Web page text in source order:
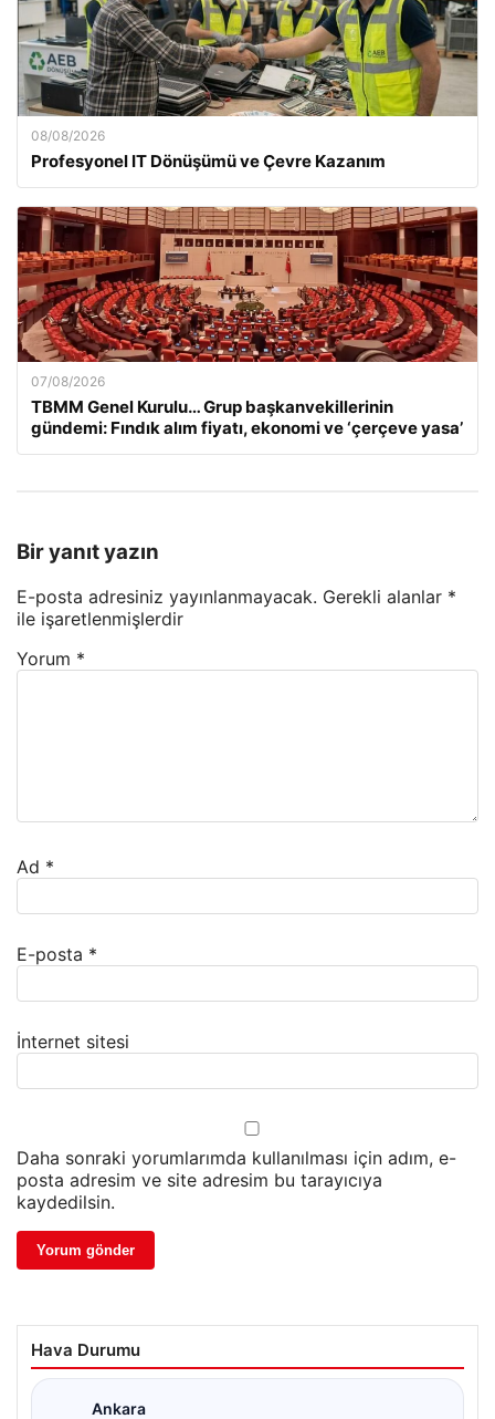
08/08/2026
Profesyonel IT Dönüşümü ve Çevre Kazanım
07/08/2026
TBMM Genel Kurulu… Grup başkanvekillerinin
gündemi: Fındık alım fiyatı, ekonomi ve ‘çerçeve yasa’
Bir yanıt yazın
E-posta adresiniz yayınlanmayacak. Gerekli alanlar *
ile işaretlenmişlerdir
Yorum *
Ad *
E-posta *
İnternet sitesi
Daha sonraki yorumlarımda kullanılması için adım, e-
posta adresim ve site adresim bu tarayıcıya
kaydedilsin.
Hava Durumu
Ankara